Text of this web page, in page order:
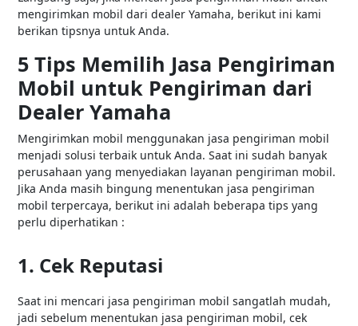
mengirimkan mobil dari dealer Yamaha, berikut ini kami
berikan tipsnya untuk Anda.
5 Tips Memilih Jasa Pengiriman
Mobil untuk Pengiriman dari
Dealer Yamaha
Mengirimkan mobil menggunakan jasa pengiriman mobil
menjadi solusi terbaik untuk Anda. Saat ini sudah banyak
perusahaan yang menyediakan layanan pengiriman mobil.
Jika Anda masih bingung menentukan jasa pengiriman
mobil terpercaya, berikut ini adalah beberapa tips yang
perlu diperhatikan :
1. Cek Reputasi
Saat ini mencari jasa pengiriman mobil sangatlah mudah,
jadi sebelum menentukan jasa pengiriman mobil, cek